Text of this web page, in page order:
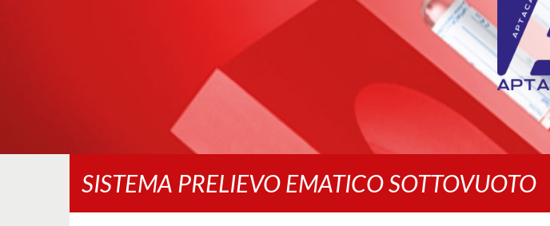
SISTEMA PRELIEVO EMATICO SOTTOVUOTO